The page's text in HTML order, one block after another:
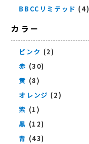
BBCCリミテッド (4)
カラー
ピンク (2)
赤 (30)
黄 (8)
オレンジ (2)
紫 (1)
黒 (12)
青 (43)